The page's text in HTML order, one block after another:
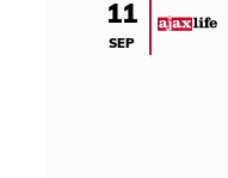
11
SEP